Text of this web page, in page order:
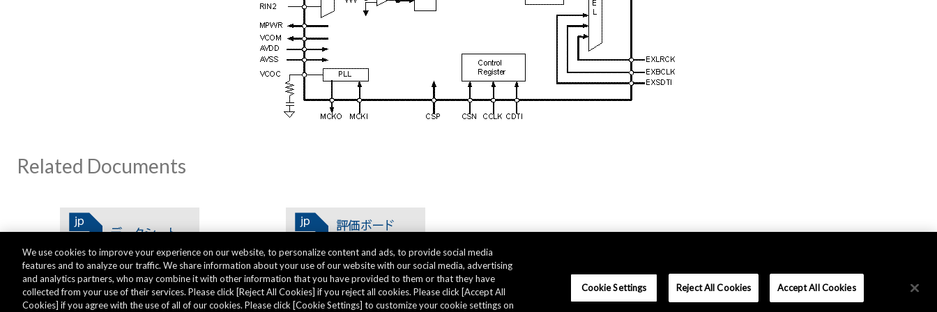
Related Documents
We use cookies to improve your experience on our website, to personalize content and ads, to provide social media
features and to analyze our traffic. We share information about your use of our website with our social media, advertising
and analytics partners, who may combine it with other information that you have provided to them or that they have
collected from your use of their services. Please click [Reject All Cookies] if you reject all cookies. Please click [Accept All
Cookies] if you agree with the use of all of our cookies. Please click [Cookie Settings] to customize your cookie settings on
Cookie Settings Reject All Cookies Accept All Cookies